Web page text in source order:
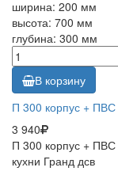
ширина: 200 мм
высота: 700 мм
глубина: 300 мм
В корзину
П 300 корпус +
3 940
П 300 корпус +
кухни Гранд дсв